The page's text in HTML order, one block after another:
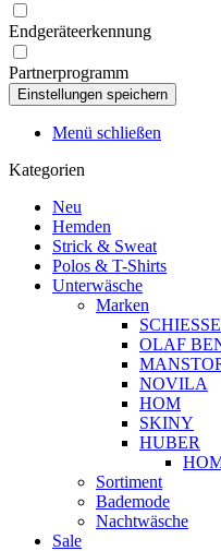
Endgeräteerkennung
Partnerprogramm
Menü schließen
Kategorien
Neu
Hemden
Strick & Sweat
Polos & T-Shirts
Unterwäsche
Marken
OLAF
NOVILA
HOM
SKINY
HUBER
Sortiment
Bademode
Nachtwäsche
Sale